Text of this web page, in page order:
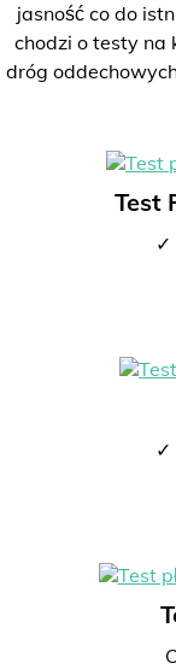
jasność co do
chodzi o testy na
dróg
Test
✓
✓